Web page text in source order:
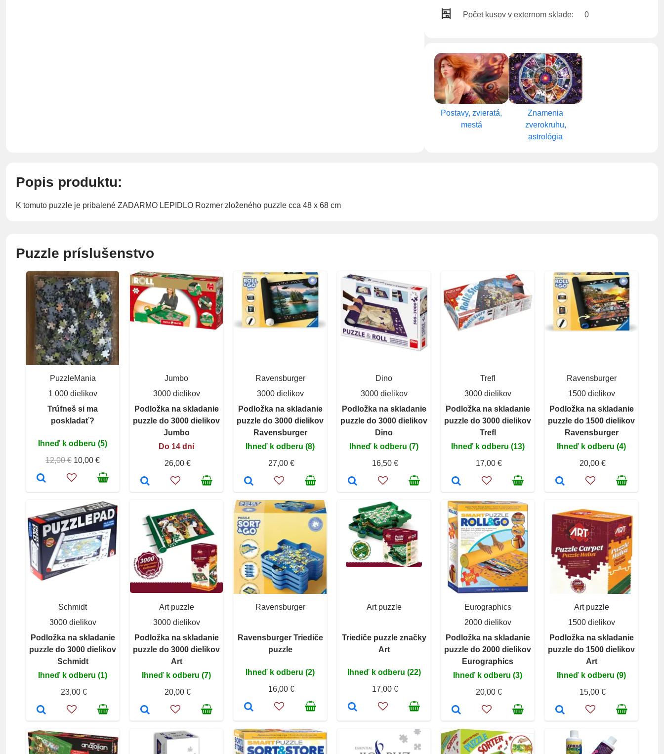
Počet kusov v externom sklade: 0
Postavy, zvieratá,
mestá
Znamenia
zverokruhu,
astrológia
Popis produktu:
K tomuto puzzle je pribalené ZADARMO LEPIDLO Rozmer zloženého puzzle cca 48 x 68 cm
Puzzle príslušenstvo
PuzzleMania
1 000 dielikov
Trúfneš si ma
poskladať?
Ihneď k odberu (5)
12,00 € 10,00 €
Jumbo
3000 dielikov
Podložka na skladanie
puzzle do 3000 dielikov
Jumbo
Do 14 dní
26,00 €
Ravensburger
3000 dielikov
Podložka na skladanie
puzzle do 3000 dielikov
Ravensburger
Ihneď k odberu (8)
27,00 €
Dino
3000 dielikov
Podložka na skladanie
puzzle do 3000 dielikov
Dino
Ihneď k odberu (7)
16,50 €
Trefl
3000 dielikov
Podložka na skladanie
puzzle do 3000 dielikov
Trefl
Ihneď k odberu (13)
17,00 €
Ravensburger
1500 dielikov
Podložka na skladanie
puzzle do 1500 dielikov
Ravensburger
Ihneď k odberu (4)
20,00 €
Schmidt
3000 dielikov
Podložka na skladanie
puzzle do 3000 dielikov
Schmidt
Ihneď k odberu (1)
23,00 €
Art puzzle
3000 dielikov
Podložka na skladanie
puzzle do 3000 dielikov
Art
Ihneď k odberu (7)
20,00 €
Ravensburger
Ravensburger Triediče
puzzle
Ihneď k odberu (2)
16,00 €
Art puzzle
Triediče puzzle značky
Art
Ihneď k odberu (22)
17,00 €
Eurographics
2000 dielikov
Podložka na skladanie
puzzle do 2000 dielikov
Eurographics
Ihneď k odberu (3)
20,00 €
Art puzzle
1500 dielikov
Podložka na skladanie
puzzle do 1500 dielikov
Art
Ihneď k odberu (9)
15,00 €